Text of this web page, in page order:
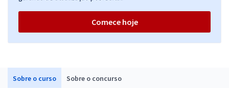
Sobre o curso Sobre o concurso
Comece hoje